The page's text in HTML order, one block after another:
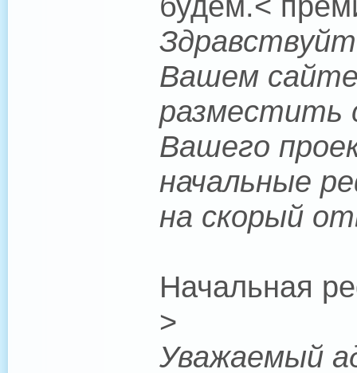
Вашем
разместить
Вашего
начальные
на скорый
Начальная
>
Уважаемый